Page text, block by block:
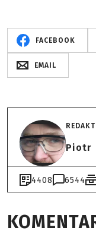
FACEBOOK
EMAIL
Piotr
4408 6544